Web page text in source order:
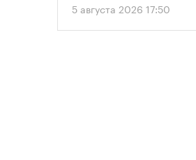
подход к определению
необходимого количества
5 августа 2026 17:50